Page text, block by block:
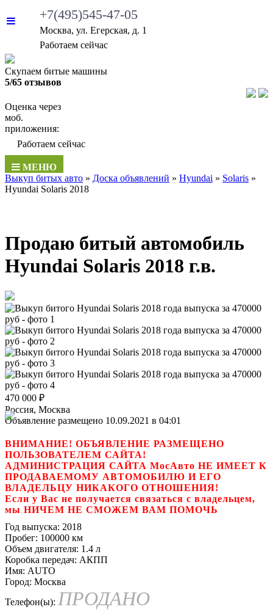
+7(495)545-47-05
Москва, ул. Егерская, д. 1
Работаем сейчас
Скупаем битые машины
5/65 отзывов
Оценка через
моб.
приложения:
Работаем сейчас
МЕНЮ
Выкуп битых авто » Доска объявлений » Hyundai » Solaris »
Hyundai Solaris 2018
Продаю битый автомобиль
Hyundai Solaris 2018 г.в.
470 000 ₽
Россия, Москва
Объявление размещено 10.09.2021 в 04:01
ВНИМАНИЕ! ОБЪЯВЛЕНИЕ РАЗМЕЩЕНО
ПОЛЬЗОВАТЕЛЕМ САЙТА!
АДМИНИСТРАЦИЯ САЙТА МосАвто НЕ ИМЕЕТ К
ПРОДАВАЕМОМУ АВТОМОБИЛЮ И ЕГО
ВЛАДЕЛЬЦУ НИКАКОГО ОТНОШЕНИЯ!
Если у Вас не получается связаться с владельцем,
мы НИЧЕМ НЕ СМОЖЕМ ВАМ ПОМОЧЬ
Год выпуска: 2018
Пробег: 100000 км
Объем двигателя: 1.4 л
Коробка передач: АКПП
Имя: AUTO
Город: Москва
Телефон(ы): ПРОДАНО